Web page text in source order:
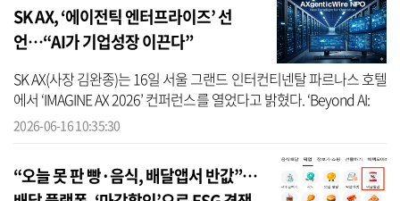
SK AX, ‘에이전틱 엔터프라이즈’ 선
언…“AI가 기업성장 이끈다”
SK AX(사장 김완종)는 16일 서울 그랜드 인터컨티넨탈 파르나스 호텔
에서 ‘IMAGINE AX 2026’ 컨퍼런스를 열었다고 밝혔다. ‘Beyond AI:
The Agentic Enterprise(AI를 도입하는 기업에서 AI가 일하는 기업으
2026-06-16 10:35:30
“오늘 못 판 빵·음식, 배달앱서 반값”…